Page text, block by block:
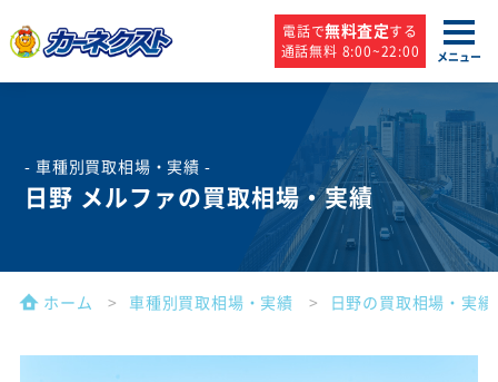
電話で無料査定する
通話無料 8:00~22:00
メニュー
- 車種別買取相場・実績 -
日野 メルファの買取相場・実績
ホーム 車種別買取相場・実績 日野の買取相場・実績